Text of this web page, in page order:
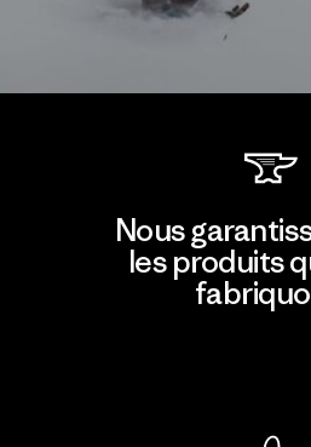
Nous
les produits